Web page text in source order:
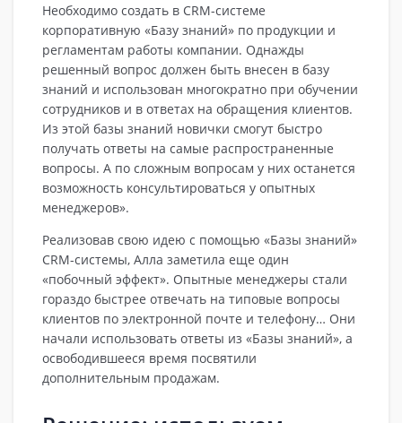
Необходимо создать в CRM-системе
корпоративную «Базу знаний» по продукции и
регламентам работы компании. Однажды
решенный вопрос должен быть внесен в базу
знаний и использован многократно при обучении
сотрудников и в ответах на обращения клиентов.
Из этой базы знаний новички смогут быстро
получать ответы на самые распространенные
вопросы. А по сложным вопросам у них останется
возможность консультироваться у опытных
менеджеров».
Реализовав свою идею с помощью «Базы знаний»
CRM-системы, Алла заметила еще один
«побочный эффект». Опытные менеджеры стали
гораздо быстрее отвечать на типовые вопросы
клиентов по электронной почте и телефону… Они
начали использовать ответы из «Базы знаний», а
освободившееся время посвятили
дополнительным продажам.